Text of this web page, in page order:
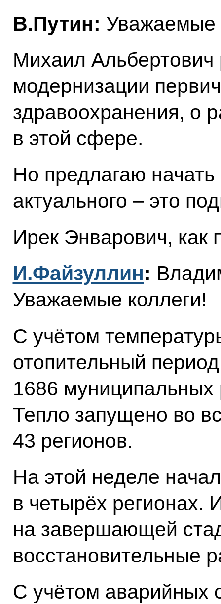
В.Путин: Уважаемые
Михаил Альбертович
модернизации
здравоохранения, о
в этой сфере.
Но предлагаю
актуального – это
Ирек Энварович, как
И.Файзуллин:
Уважаемые коллеги!
С учётом
отопительный
1686 муниципальных
Тепло запущено во
43 регионов.
На этой неделе
в четырёх регионах.
на завершающей
восстановительные
С учётом аварийных